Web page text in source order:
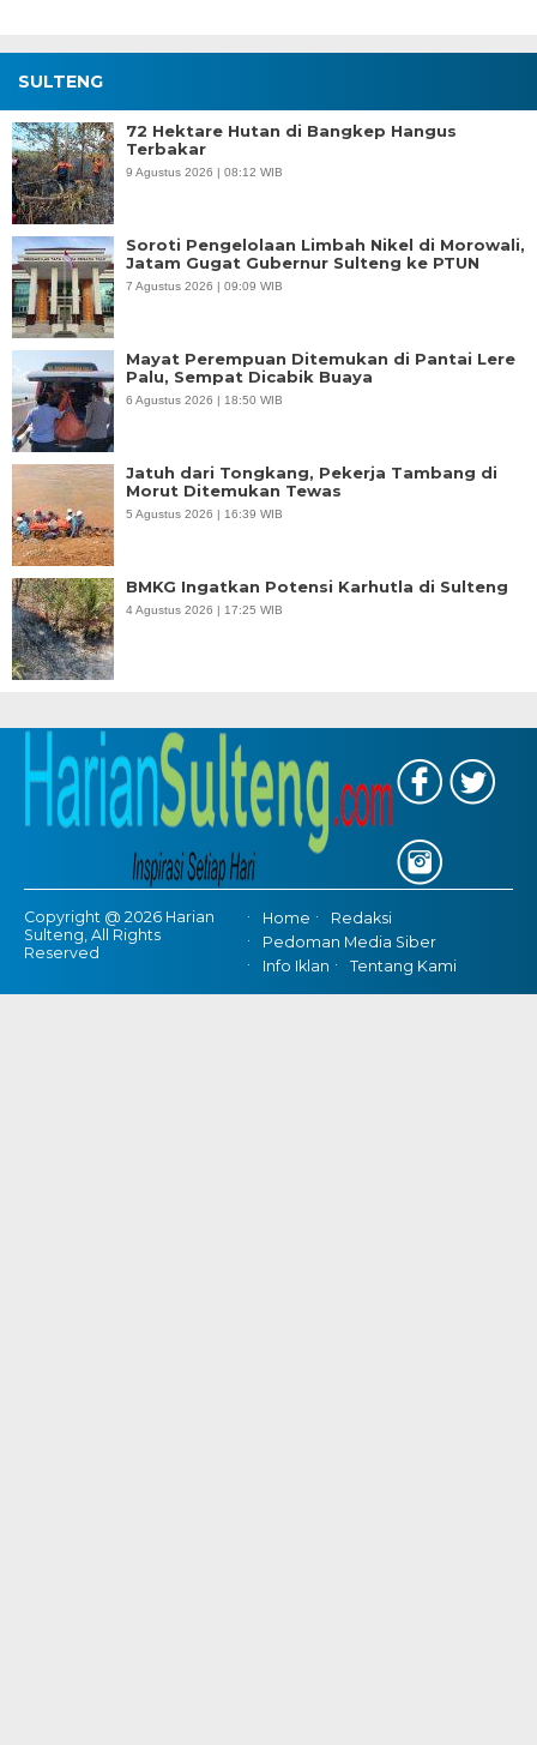
SULTENG
72 Hektare Hutan di Bangkep Hangus
Terbakar
9 Agustus 2026 | 08:12 WIB
Soroti Pengelolaan Limbah Nikel di Morowali,
Jatam Gugat Gubernur Sulteng ke PTUN
7 Agustus 2026 | 09:09 WIB
Mayat Perempuan Ditemukan di Pantai Lere
Palu, Sempat Dicabik Buaya
6 Agustus 2026 | 18:50 WIB
Jatuh dari Tongkang, Pekerja Tambang di
Morut Ditemukan Tewas
5 Agustus 2026 | 16:39 WIB
BMKG Ingatkan Potensi Karhutla di Sulteng
4 Agustus 2026 | 17:25 WIB
Copyright @ 2026 Harian
Sulteng, All Rights
Reserved
Home
Redaksi
Pedoman Media Siber
Info Iklan
Tentang Kami